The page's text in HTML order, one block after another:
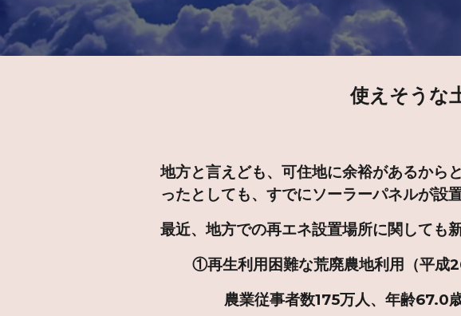
使えそうな
地方と言えども、可住地に余裕があるから
ったとしても、すでにソーラーパネルが設
最近、地方での再エネ設置場所に関しても
①再生利用困難な荒廃農地利用（平成
農業従事者数175万人、年齢67.0